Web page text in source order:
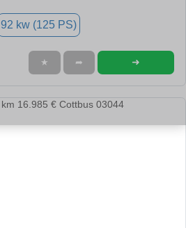
92 kw (125 PS)
★ ➦ ➜